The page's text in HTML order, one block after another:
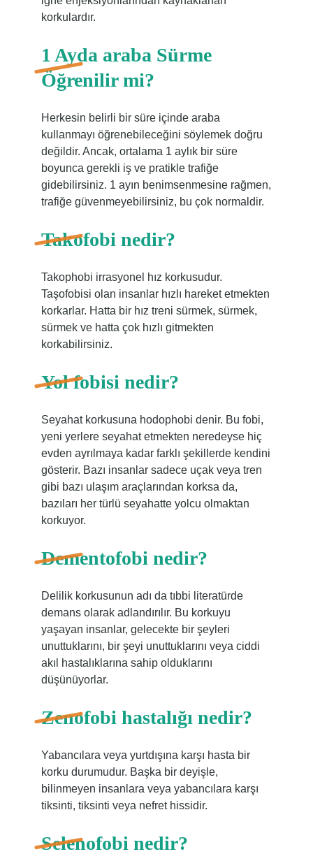
korkulardır.
1 Ayda araba Sürme
Öğrenilir mi?
Herkesin belirli bir süre içinde araba
kullanmayı öğrenebileceğini söylemek doğru
değildir. Ancak, ortalama 1 aylık bir süre
boyunca gerekli iş ve pratikle trafiğe
gidebilirsiniz. 1 ayın benimsenmesine rağmen,
trafiğe güvenmeyebilirsiniz, bu çok normaldir.
Takofobi nedir?
Takophobi irrasyonel hız korkusudur.
Taşofobisi olan insanlar hızlı hareket etmekten
korkarlar. Hatta bir hız treni sürmek, sürmek,
sürmek ve hatta çok hızlı gitmekten
korkabilirsiniz.
Yol fobisi nedir?
Seyahat korkusuna hodophobi denir. Bu fobi,
yeni yerlere seyahat etmekten neredeyse hiç
evden ayrılmaya kadar farklı şekillerde kendini
gösterir. Bazı insanlar sadece uçak veya tren
gibi bazı ulaşım araçlarından korksa da,
bazıları her türlü seyahatte yolcu olmaktan
korkuyor.
Dementofobi nedir?
Delilik korkusunun adı da tıbbi literatürde
demans olarak adlandırılır. Bu korkuyu
yaşayan insanlar, gelecekte bir şeyleri
unuttuklarını, bir şeyi unuttuklarını veya ciddi
akıl hastalıklarına sahip olduklarını
düşünüyorlar.
Zenofobi hastalığı nedir?
Yabancılara veya yurtdışına karşı hasta bir
korku durumudur. Başka bir deyişle,
bilinmeyen insanlara veya yabancılara karşı
tiksinti, tiksinti veya nefret hissidir.
Selenofobi nedir?